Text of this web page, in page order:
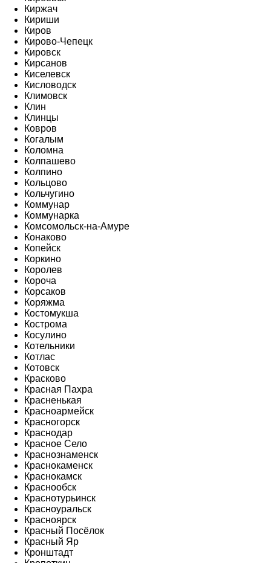
Киржач
Кириши
Киров
Кирово-Чепецк
Кировск
Кирсанов
Киселевск
Кисловодск
Климовск
Клин
Клинцы
Ковров
Когалым
Коломна
Колпашево
Колпино
Кольцово
Кольчугино
Коммунар
Коммунарка
Комсомольск-на-Амуре
Конаково
Копейск
Коркино
Королев
Короча
Корсаков
Коряжма
Костомукша
Кострома
Косулино
Котельники
Котлас
Котовск
Красково
Красная Пахра
Красненькая
Красноармейск
Красногорск
Краснодар
Красное Село
Краснознаменск
Краснокаменск
Краснокамск
Краснообск
Краснотурьинск
Красноуральск
Красноярск
Красный Посёлок
Красный Яр
Кронштадт